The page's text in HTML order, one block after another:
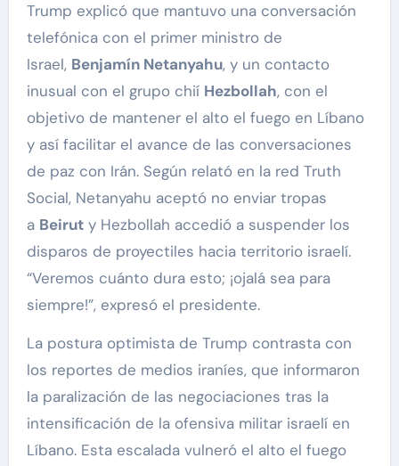
Trump explicó que mantuvo una conversación
telefónica con el primer ministro de
Israel, Benjamín Netanyahu, y un contacto
inusual con el grupo chií Hezbollah, con el
objetivo de mantener el alto el fuego en Líbano
y así facilitar el avance de las conversaciones
de paz con Irán. Según relató en la red Truth
Social, Netanyahu aceptó no enviar tropas
a Beiruty Hezbollah accedió a suspender los
disparos de proyectiles hacia territorio israelí.
“Veremos cuánto dura esto; ¡ojalá sea para
siempre!”, expresó el presidente.
La postura optimista de Trump contrasta con
los reportes de medios iraníes, que informaron
la paralización de las negociaciones tras la
intensificación de la ofensiva militar israelí en
Líbano. Esta escalada vulneró el alto el fuego